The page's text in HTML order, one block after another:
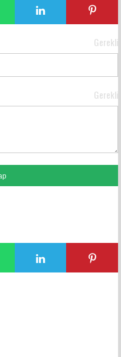
Gerekli
Gerekli